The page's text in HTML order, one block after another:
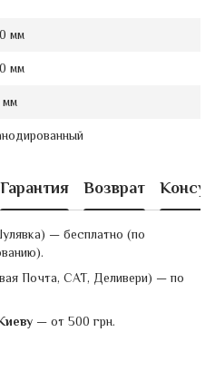
мм
мм
мм
Гарантия Возврат
— бесплатно (по
Почта, САТ, Деливери) — по
— от 500 грн.